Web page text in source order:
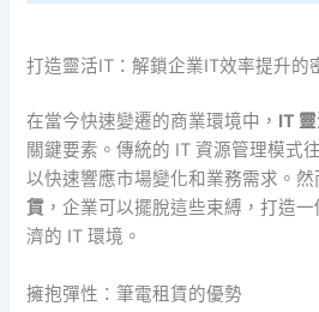
打造靈活IT：解鎖企業IT效率提升的
在當今快速變遷的商業環境中， IT
關鍵要素。傳統的 IT 資源管理模式
以快速響應市場變化和業務需求。
賃 ，企業可以擺脫這些束縛，打造
濟的 IT 環境。
擁抱彈性：筆電租賃的優勢